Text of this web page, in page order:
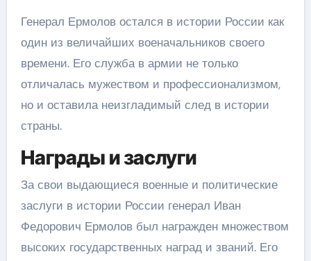
Генерал Ермолов остался в истории России как
один из величайших военачальников своего
времени. Его служба в армии не только
отличалась мужеством и профессионализмом,
но и оставила неизгладимый след в истории
страны.
Награды и заслуги
За свои выдающиеся военные и политические
заслуги в истории России генерал Иван
Федорович Ермолов был награжден множеством
высоких государственных наград и званий. Его